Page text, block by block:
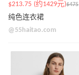
$213.75 (约1429元)$475
纯色连衣裙
@55haitao.com